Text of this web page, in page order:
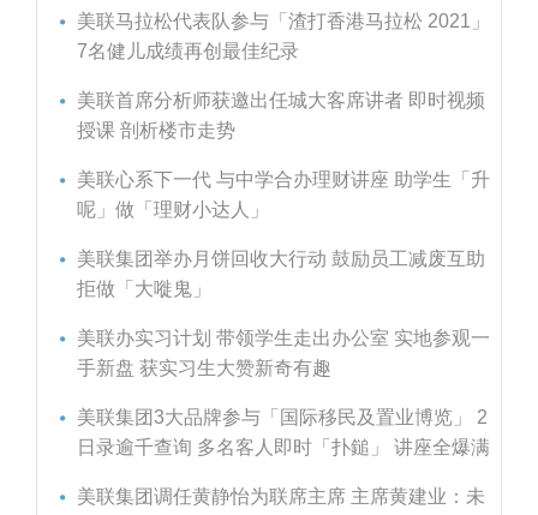
美联马拉松代表队参与「渣打香港马拉松 2021」
7名健儿成绩再创最佳纪录
美联首席分析师获邀出任城大客席讲者 即时视频
授课 剖析楼市走势
美联心系下一代 与中学合办理财讲座 助学生「升
呢」做「理财小达人」
美联集团举办月饼回收大行动 鼓励员工减废互助
拒做「大嘥鬼」
美联办实习计划 带领学生走出办公室 实地参观一
手新盘 获实习生大赞新奇有趣
美联集团3大品牌参与「国际移民及置业博览」 2
日录逾千查询 多名客人即时「扑鎚」 讲座全爆满
美联集团调任黄静怡为联席主席 主席黄建业：未